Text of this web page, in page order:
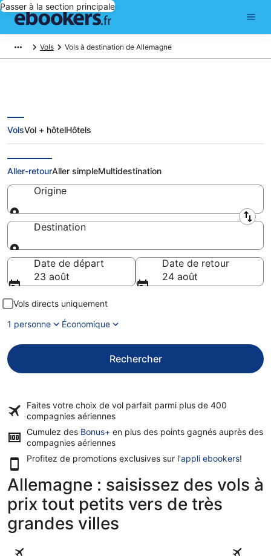
Passer à la section principale
Vols Vols à destination de Allemagne
Vols Allemagne: réserver un billet
d'avion pas cher
VolsVol + hôtelHôtels
Aller-retourAller simpleMultidestination
Origine
Origine
Destination
Destination
Date de départ
23 août
Date de retour
24 août
Vols directs uniquement
1 personne
Économique
Rechercher
Faites votre choix de vol parfait parmi plus de 400
compagnies aériennes
Cumulez des Bonus+ en plus des points gagnés auprès des
compagnies aériennes
Profitez de promotions exclusives sur l'appli ebookers!
Allemagne : saisissez des vols à
prix tout petits vers de très
grandes villes
Berlin